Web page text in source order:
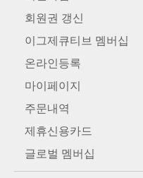
회원권 갱신
이그제큐티브 멤버십
온라인등록
마이페이지
주문내역
제휴신용카드
글로벌 멤버십